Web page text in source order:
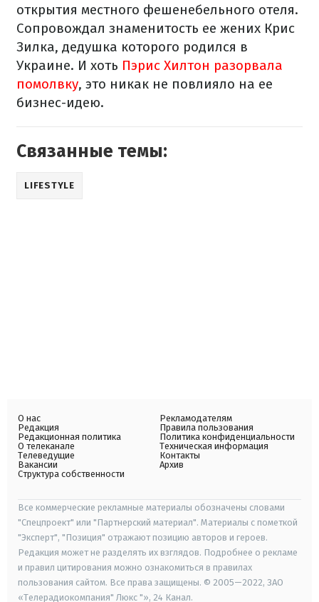
открытия местного фешенебельного отеля.
Сопровождал знаменитость ее жених Крис
Зилка, дедушка которого родился в
Украине. И хоть Пэрис Хилтон разорвала
помолвку, это никак не повлияло на ее
бизнес-идею.
Связанные темы:
LIFESTYLE
О нас
Редакция
Редакционная политика
О телеканале
Телеведущие
Вакансии
Структура собственности
Рекламодателям
Правила пользования
Политика конфиденциальности
Техническая информация
Контакты
Архив
Все коммерческие рекламные материалы обозначены словами
"Спецпроект" или "Партнерский материал". Материалы с пометкой
"Эксперт", "Позиция" отражают позицию авторов и героев.
Редакция может не разделять их взглядов. Подробнее о рекламе
и правил цитирования можно ознакомиться в правилах
пользования сайтом. Все права защищены. © 2005—2022, ЗАО
«Телерадиокомпания" Люкс "», 24 Канал.